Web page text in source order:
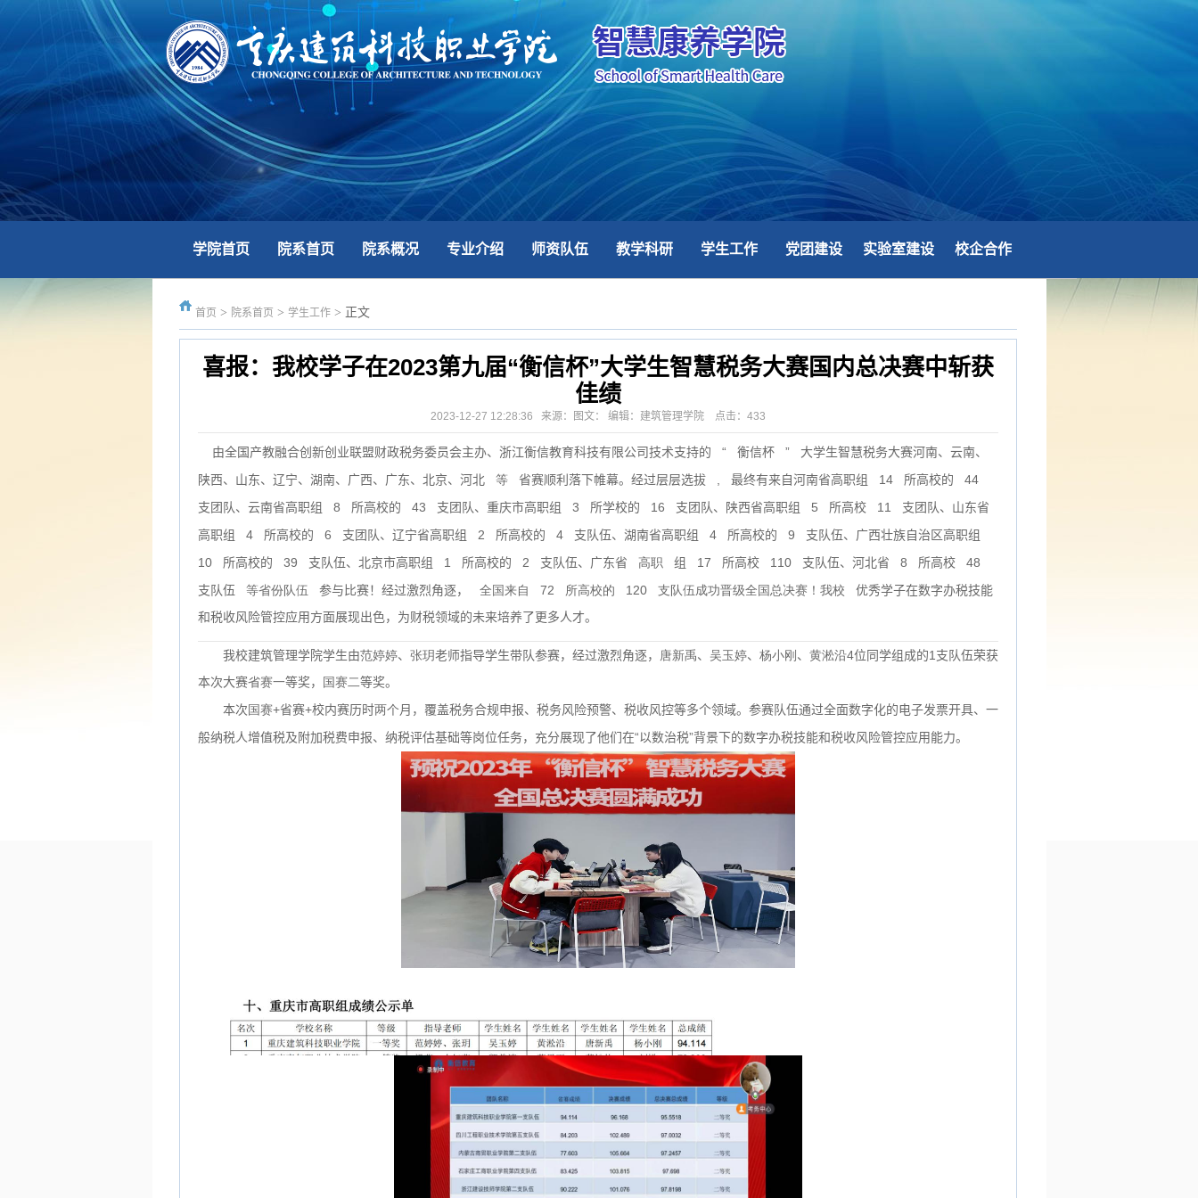
学院首页 院系首页 院系概况 专业介绍 师资队伍 教学科研 学生工作 党团建设 实验室建设 校企合作
首页 > 院系首页 > 学生工作 > 正文
喜报：我校学子在2023第九届“衡信杯”大学生智慧税务大赛国内总决赛中斩获
佳绩
2023-12-27 12:28:36 来源：图文： 编辑：建筑管理学院 点击： 433
由全国产教融合创新创业联盟财政税务委员会主办、浙江衡信教育科技有限公司技术支持的 “ 衡信杯 ” 大学生智慧税务大赛河南、云南、
陕西、山东、辽宁、湖南、广西、广东、北京、河北 等 省赛顺利落下帷幕。经过层层选拔 最终有来自河南省高职组 14 所高校的 44
支团队、云南省高职组 8 所高校的 43 支团队、重庆市高职组 3 所学校的 16 支团队、陕西省高职组 5 所高校 11 支团队、山东省
高职组 4 所高校的 6 支团队、辽宁省高职组 2 所高校的 4 支队伍、湖南省高职组 4 所高校的 9 支队伍、广西壮族自治区高职组
10 所高校的 39 支队伍、北京市高职组 1 所高校的 2 支队伍、广东省 高职 组 17 所高校 110 支队伍、河北省 8 所高校 48
支队伍 等省份队伍 参与比赛！经过激烈角逐， 全国来自 72 所高校的 120 支队伍成功晋级全国总决赛！我校
优秀学子在数字办税技能
和税收风险管控应用方面展现出色，为财税领域的未来培养了更多人才。
我校建筑管理学院学生由范婷婷、 张玥老师指导学生带队参赛，经过激烈角逐， 唐新禹、 吴玉婷、 杨小刚 、 黄淞沿4位同学组成的1 支队伍荣获
本次大赛省赛一等奖， 国赛二等奖。
本次 国赛+省赛+校内赛历时两个 月，覆盖税务合规申报、税务风险预警、税收风控等多个领域。参赛队伍通过全面数字化的电子发票开具、一
般纳税人增值税及附加税费申报、纳税评估基础等岗位任务，充分展现了他们在“ 以数治税”背景下的数字办税技能和税收风险管控应用能力。